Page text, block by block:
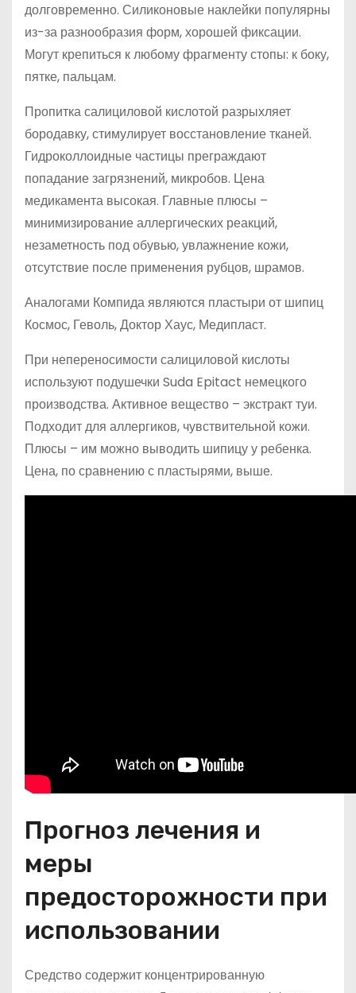
долговременно. Силиконовые наклейки популярны
из-за разнообразия форм, хорошей фиксации.
Могут крепиться к любому фрагменту стопы: к боку,
пятке, пальцам.
Пропитка салициловой кислотой разрыхляет
бородавку, стимулирует восстановление тканей.
Гидроколлоидные частицы преграждают
попадание загрязнений, микробов. Цена
медикамента высокая. Главные плюсы –
минимизирование аллергических реакций,
незаметность под обувью, увлажнение кожи,
отсутствие после применения рубцов, шрамов.
Аналогами Компида являются пластыри от шипиц
Космос, Геволь, Доктор Хаус, Медипласт.
При непереносимости салициловой кислоты
используют подушечки Suda Epitact немецкого
производства. Активное вещество – экстракт туи.
Подходит для аллергиков, чувствительной кожи.
Плюсы – им можно выводить шипицу у ребенка.
Цена, по сравнению с пластырями, выше.
Прогноз лечения и
меры
предосторожности при
использовании
Средство содержит концентрированную